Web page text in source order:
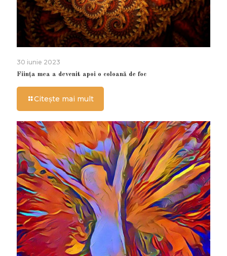
30 iunie 2023
Ființa mea a devenit apoi o coloană de foc
Citește mai mult